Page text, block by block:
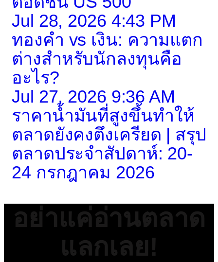
Jul 28, 2026 4:43 PM
ทองคำ vs เงิน: ความแตก
ต่างสำหรับนักลงทุนคือ
อะไร?
Jul 27, 2026 9:36 AM
ราคาน้ำมันที่สูงขึ้นทำให้
ตลาดยังคงตึงเครียด | สรุป
ตลาดประจำสัปดาห์: 20-
24 กรกฎาคม 2026
อย่าแค่อ่านตลาด
แลกเลย!